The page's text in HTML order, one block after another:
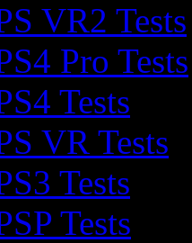
VR2 Tests
Pro Tests
Tests
VR Tests
Tests
Tests